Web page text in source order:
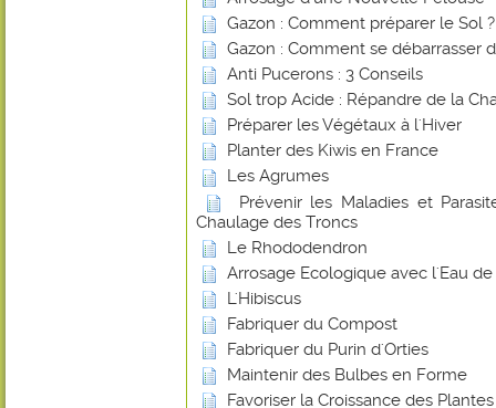
Gazon : Comment préparer le Sol ?
Gazon : Comment se débarrasser
Anti Pucerons : 3 Conseils
Sol trop Acide : Répandre de la
Préparer les Végétaux à l'Hiver
Planter des Kiwis en France
Les Agrumes
Prévenir les Maladies et
Chaulage des Troncs
Le Rhododendron
Arrosage Ecologique avec l'Eau
L'Hibiscus
Fabriquer du Compost
Fabriquer du Purin d'Orties
Maintenir des Bulbes en Forme
Favoriser la Croissance des